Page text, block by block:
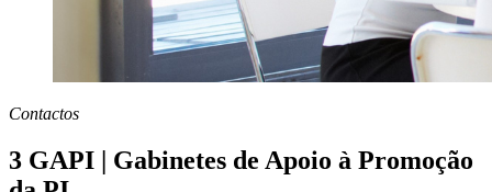
Contactos
3 GAPI | Gabinetes de Apoio à Promoção